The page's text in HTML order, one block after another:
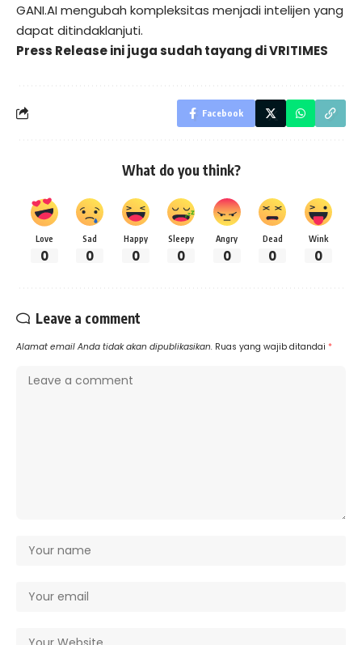
GANI.AI mengubah kompleksitas menjadi intelijen yang
dapat ditindaklanjuti.
Press Release ini juga sudah tayang diVRITIMES
Facebook
What do you think?
Love
0
Sad
0
Happy
0
Sleepy
0
Angry
0
Dead
0
Wink
0
Leave a comment
Alamat email Anda tidak akan dipublikasikan. Ruas yang wajib ditandai *